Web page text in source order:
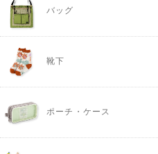
バッグ
靴下
ポーチ・ケース